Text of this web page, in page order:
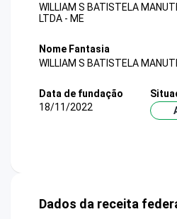
WILLIAM S BATISTELA
LTDA - ME
Nome Fantasia
WILLIAM S BATISTELA
Data de fundação
18/11/2022
Dados da receita